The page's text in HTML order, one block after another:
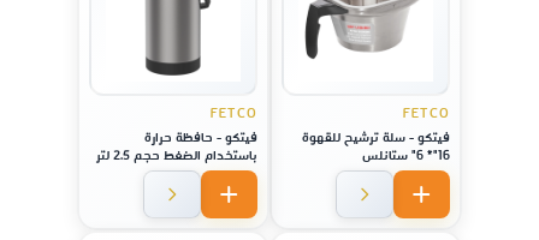
FETCO
فيتكو - سلة ترشيح للقهوة
16"* 6" ستانلس
FETCO
فيتكو - حافظة حرارة
باستخدام الضغط حجم 2.5 لتر
,لا يصدأ - فولاذ - لماكينة
موديل CBS-1221